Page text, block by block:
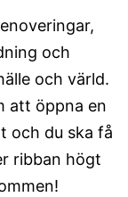
och
och värld.
att öppna en
och du ska få
ribban högt